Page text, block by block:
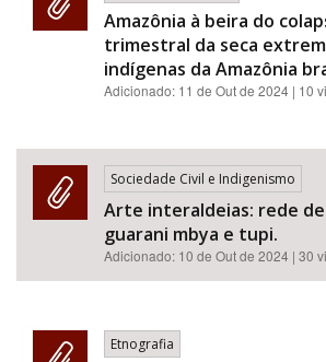
Amazônia à beira do
trimestral da seca
indígenas da Amazônia
Adicionado: 11 de Out de 2024 | 10
Sociedade Civil e Indigenismo
Arte interaldeias: rede
guarani mbya e tupi.
Adicionado: 10 de Out de 2024 | 30
Etnografia